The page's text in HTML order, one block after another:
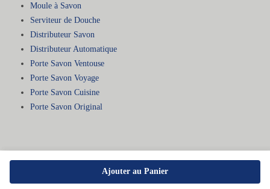
Ajouter au Panier
Moule à Savon
Serviteur de Douche
Distributeur Savon
Distributeur Automatique
Porte Savon Ventouse
Porte Savon Voyage
Porte Savon Cuisine
Porte Savon Original